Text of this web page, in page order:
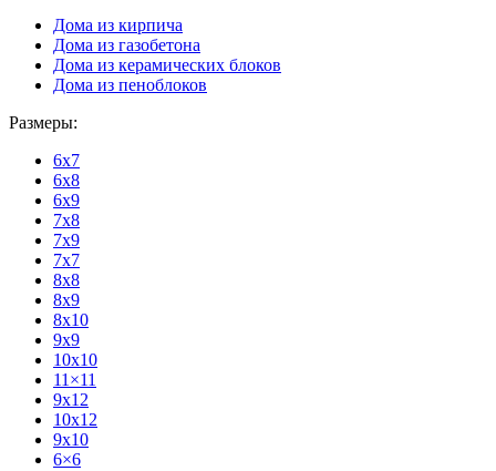
Дома из кирпича
Дома из газобетона
Дома из керамических блоков
Дома из пеноблоков
Размеры:
6x7
6x8
6x9
7x8
7x9
7x7
8x8
8x9
8x10
9x9
10x10
11×11
9x12
10x12
9x10
6×6